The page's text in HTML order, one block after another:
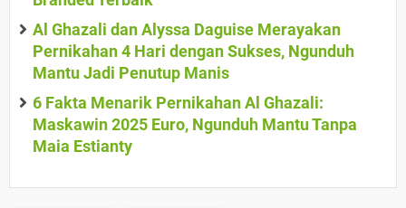
Al Ghazali dan Alyssa Daguise Merayakan
Pernikahan 4 Hari dengan Sukses, Ngunduh
Mantu Jadi Penutup Manis
6 Fakta Menarik Pernikahan Al Ghazali:
Maskawin 2025 Euro, Ngunduh Mantu Tanpa
Maia Estianty